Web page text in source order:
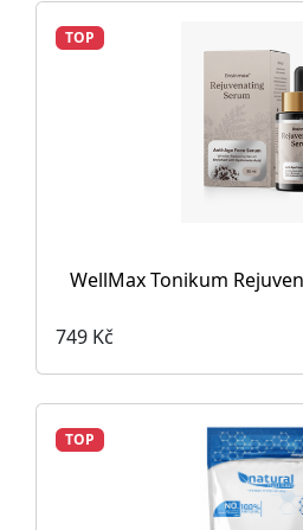
TOP
WellMax Tonikum
749 Kč
TOP